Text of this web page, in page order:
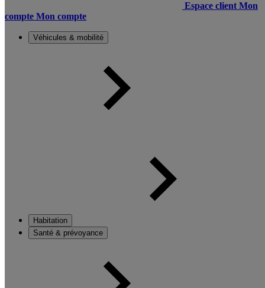
Espace client Mon
compte Mon compte
Véhicules & mobilité
Habitation
Santé & prévoyance